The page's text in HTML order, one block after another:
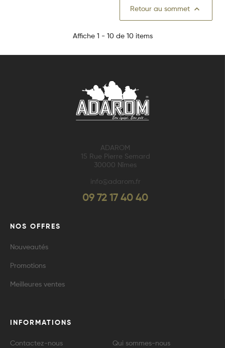
Retour au sommet 
Affiche 1 - 10 de 10 items
NOS OFFRES
Nouveautés
Promotions
Meilleures ventes
ADAROM
15 Rue Pierre Semard
30000 Nîmes
info@adarom.fr
09 72 17 40 40
INFORMATIONS
Contactez-nous Qui sommes-nous